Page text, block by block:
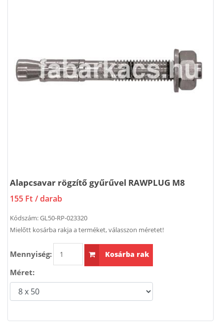
Alapcsavar rögzítő gyűrűvel RAWPLUG M8
155 Ft / darab
Kódszám:GL50-RP-023320
Mielőtt kosárba rakja a terméket, válasszon méretet!
Mennyiség: Kosárba rak
Méret: